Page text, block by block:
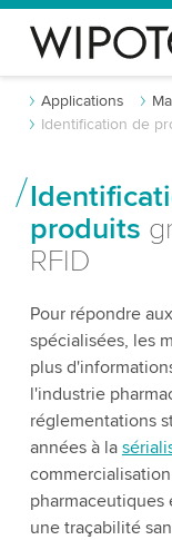
Applications
Identification de
produits
RFID
Pour répondre
spécialisées, les
plus
l'industrie
réglementations
années à la
une traçabilité